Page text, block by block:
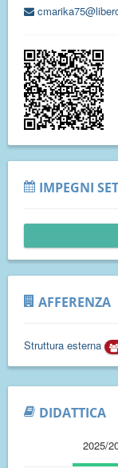
IMPEGNI
AFFERENZA
Struttura esterna
DIDATTICA
2025/